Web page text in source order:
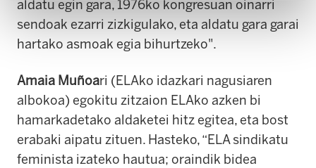
aldatu egin gara, 1976ko kongresuan oinarri
sendoak ezarri zizkigulako, eta aldatu gara garai
hartako asmoak egia bihurtzeko".
Amaia Muñoari (ELAko idazkari nagusiaren
albokoa) egokitu zitzaion ELAko azken bi
hamarkadetako aldaketei hitz egitea, eta bost
erabaki aipatu zituen. Hasteko, “ELA sindikatu
feminista izateko hautua; oraindik bidea